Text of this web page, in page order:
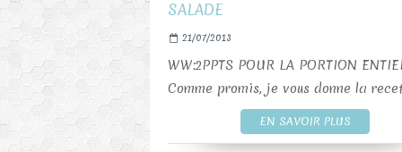
21/07/2013
WW:2PPTS POUR LA PORTION
Comme promis, je vous donne la
EN SAVOIR PLUS